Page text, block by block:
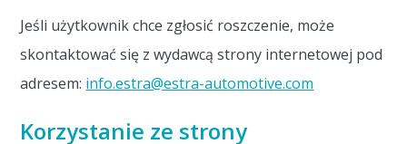
Jeśli użytkownik chce zgłosić roszczenie, może
skontaktować się z wydawcą strony internetowej pod
adresem: info.estra@estra-automotive.com
Korzystanie ze strony